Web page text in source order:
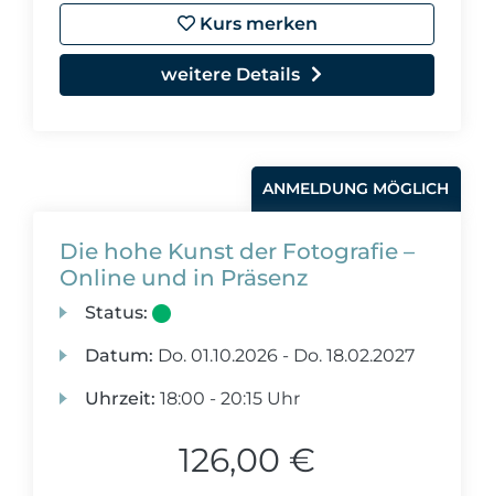
Kurs merken
weitere Details
ANMELDUNG MÖGLICH
Die hohe Kunst der Fotografie –
Online und in Präsenz
Status:
Datum: Do. 01.10.2026 - Do. 18.02.2027
Uhrzeit: 18:00 - 20:15 Uhr
126,00 €